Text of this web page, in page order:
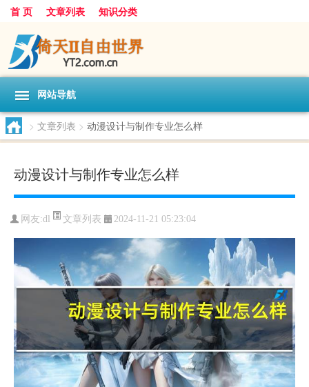
首 页 文章列表 知识分类
网站导航
> 文章列表 > 动漫设计与制作专业怎么样
动漫设计与制作专业怎么样
网友:dl 文章列表 2024-11-21 05:23:04